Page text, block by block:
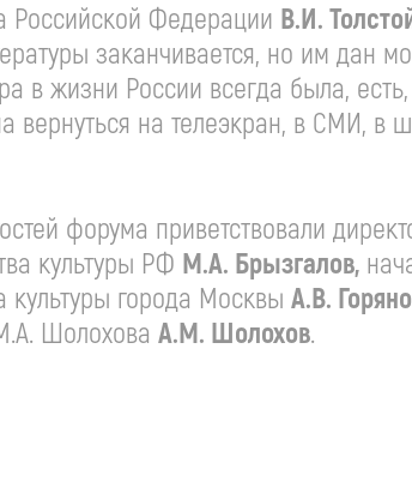
Российской Федерации В.И.
заканчивается, но им дан
в жизни России всегда была,
вернуться на телеэкран, в СМИ, в
форума приветствовали
культуры РФ М.А. Брызгалов,
культуры города Москвы А.В.
Шолохова А.М. Шолохов.